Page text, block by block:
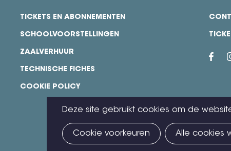
Deze site gebruikt cookies om de
Cookie voorkeuren Alle cookies
footer
TICKETS EN ABONNEMENTEN
SCHOOLVOORSTELLINGEN
ZAALVERHUUR
TECHNISCHE FICHES
COOKIE POLICY